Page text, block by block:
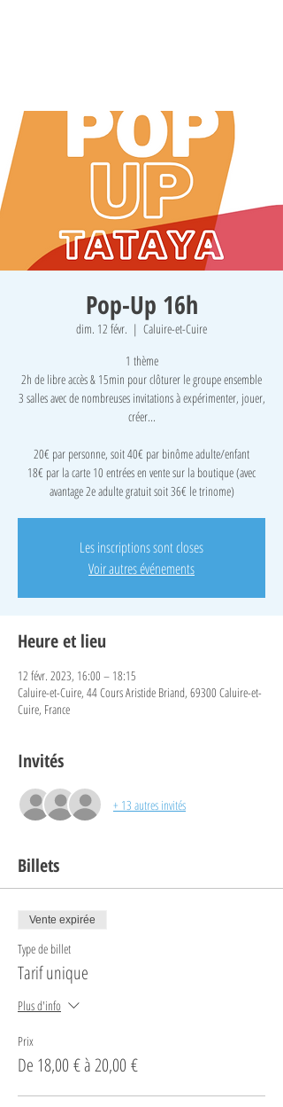
Pop-Up 16h
dim. 12 févr.
  |
Caluire-et-Cuire
1 thème
2h de libre accès & 15min pour clôturer le groupe ensemble
3 salles avec de nombreuses invitations à expérimenter, jouer,
créer...
​20€ par personne, soit 40€ par binôme adulte/enfant
18€ par la carte 10 entrées en vente sur la boutique (avec
avantage 2e adulte gratuit soit 36€ le trinome)
Les inscriptions sont closes
Voir autres événements
Heure et lieu
12 févr. 2023, 16:00 – 18:15
Caluire-et-Cuire, 44 Cours Aristide Briand, 69300 Caluire-et-
Cuire, France
Invités
+ 13 autres invités
Billets
Vente expirée
Type de billet
Tarif unique
Plus d'info
Prix
De 18,00 € à 20,00 €